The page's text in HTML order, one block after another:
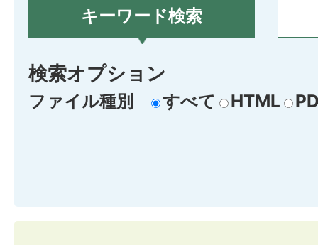
キーワード検索
検索オプション
ファイル種別 すべて HTML